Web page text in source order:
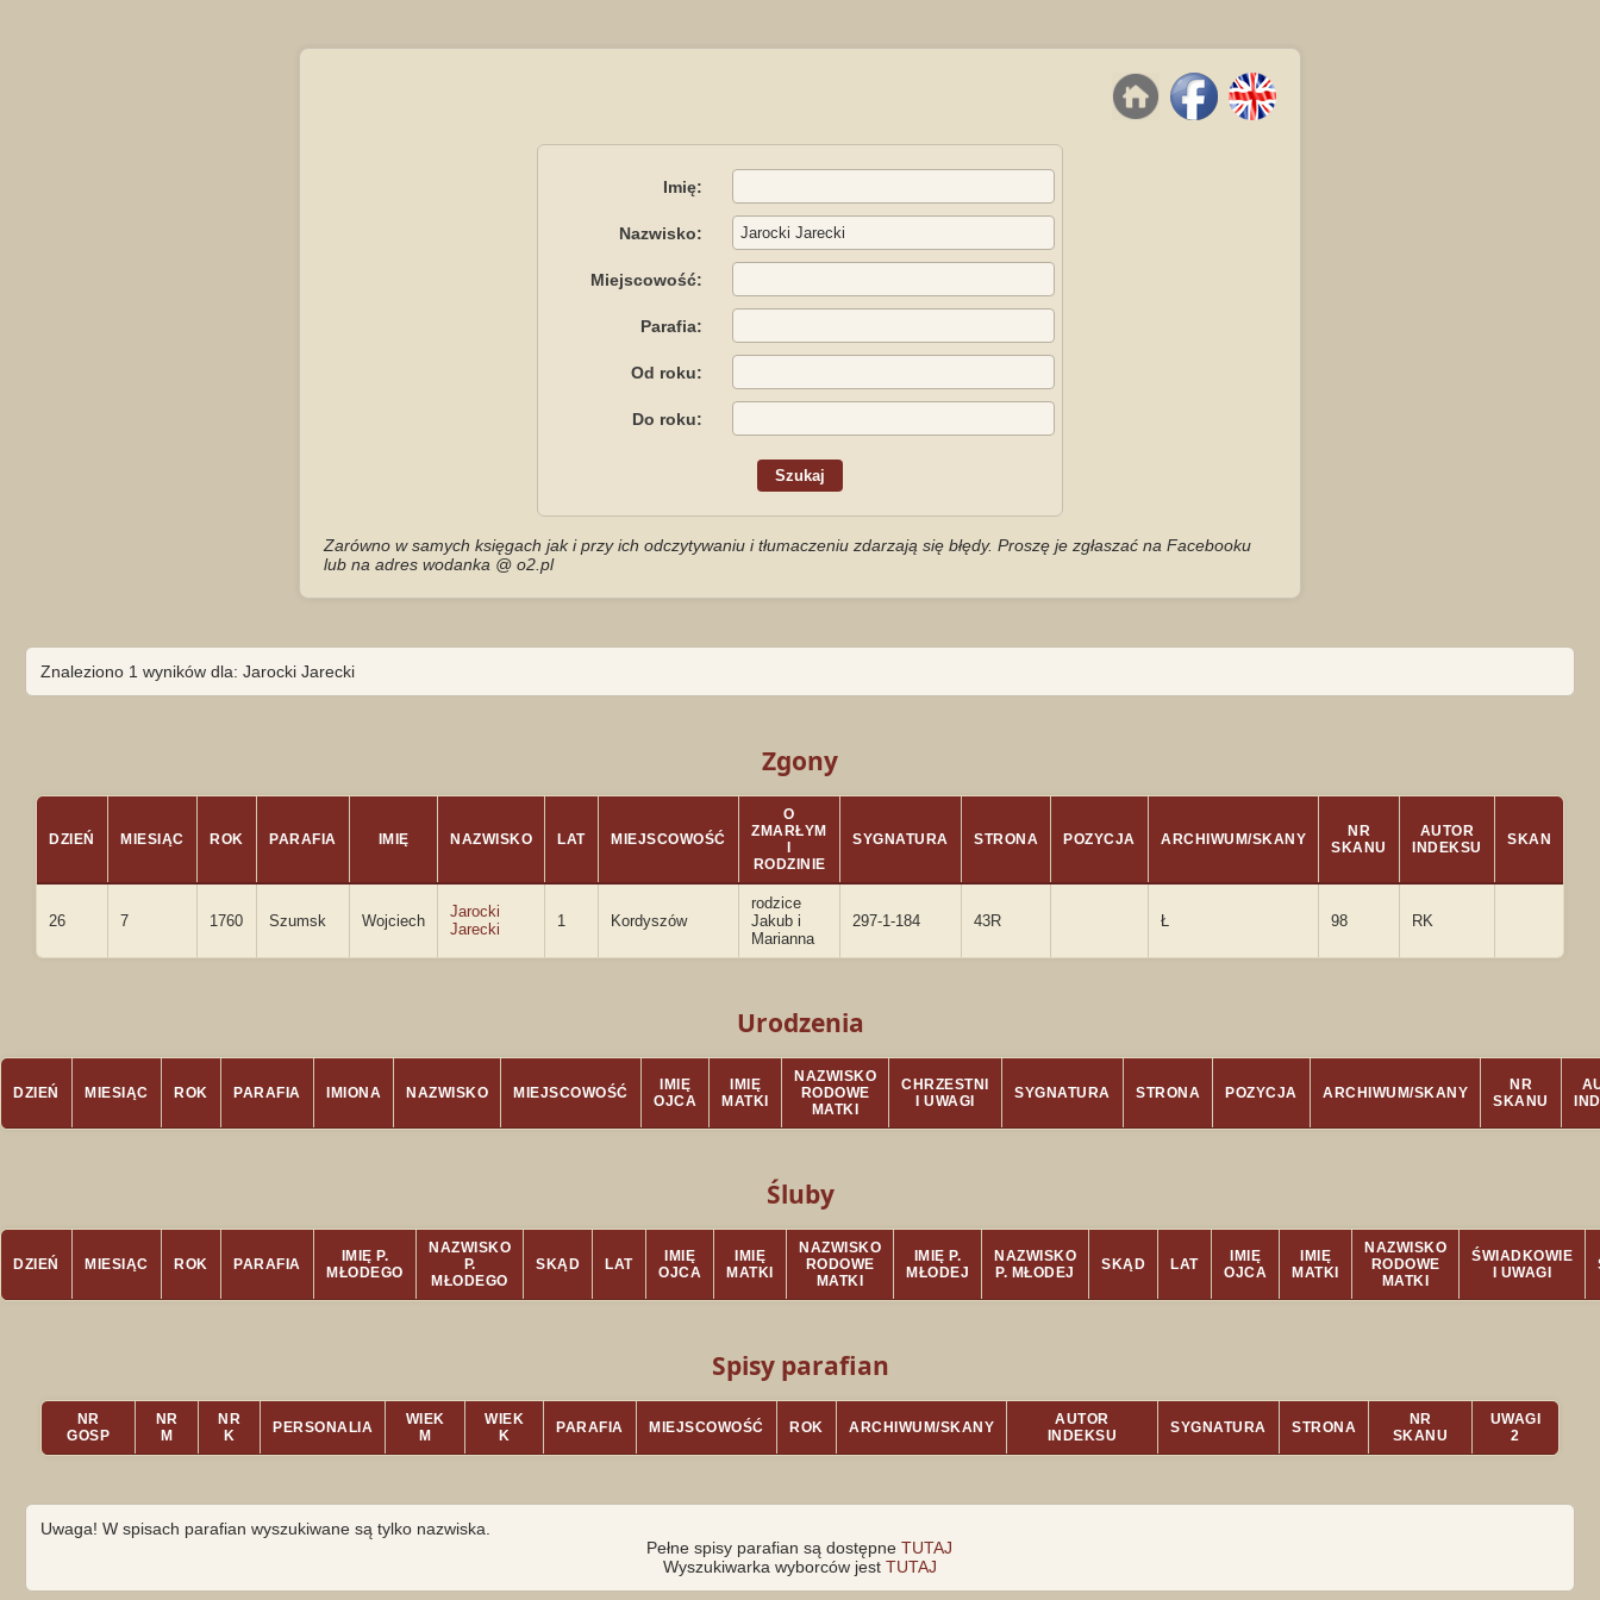
Imię:
Nazwisko:
Miejscowość:
Parafia:
Od roku:
Do roku:
Zarówno w samych księgach jak i przy ich odczytywaniu i tłumaczeniu zdarzają się błędy. Proszę je zgłaszać na Facebooku
lub na adres wodanka @ o2.pl
Znaleziono 1 wyników dla: Jarocki Jarecki
Zgony
DZIEŃ MIESIĄC ROK PARAFIA IMIĘ NAZWISKO LAT MIEJSCOWOŚĆ
O
ZMARŁYM
RODZINIE
SYGNATURA STRONA POZYCJA ARCHIWUM/SKANY
NR
SKANU
AUTOR
INDEKSU
SKAN
26 7 1760 Szumsk Wojciech
Jarocki
Jarecki
1 Kordyszów
rodzice
Jakub i
Marianna
297-1-184 43R Ł 98 RK
Urodzenia
DZIEŃ MIESIĄC ROK PARAFIA IMIONA NAZWISKO MIEJSCOWOŚĆ
IMIĘ
OJCA
IMIĘ
MATKI
NAZWISKO
RODOWE
MATKI
CHRZESTNI
I UWAGI
SYGNATURA STRONA POZYCJA ARCHIWUM/SKANY
NR
SKANU
Śluby
DZIEŃ MIESIĄC ROK PARAFIA
IMIĘ P.
MŁODEGO
NAZWISKO
P.
MŁODEGO
SKĄD LAT
IMIĘ
OJCA
IMIĘ
MATKI
NAZWISKO
RODOWE
MATKI
IMIĘ P.
MŁODEJ
NAZWISKO
P. MŁODEJ
SKĄD LAT
IMIĘ
OJCA
IMIĘ
MATKI
NAZWISKO
RODOWE
MATKI
ŚWIADKOWIE
I UWAGI
Spisy parafian
NR
GOSP
NR
M
NR
K
PERSONALIA
WIEK
M
WIEK
K
PARAFIA MIEJSCOWOŚĆ ROK ARCHIWUM/SKANY
AUTOR
INDEKSU
SYGNATURA STRONA
NR
SKANU
UWAGI
2
Uwaga! W spisach parafian wyszukiwane są tylko nazwiska.
Pełne spisy parafian są dostępneTUTAJ
Wyszukiwarka wyborców jest TUTAJ